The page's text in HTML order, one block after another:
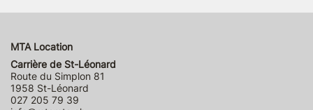
MTA Location
Carrière de St-Léonard
Route du Simplon 81
1958 St-Léonard
027 205 79 39